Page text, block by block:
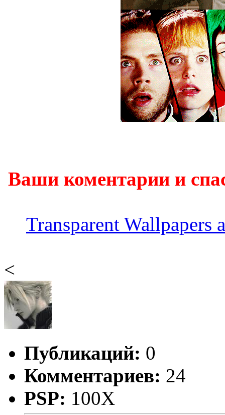
Ваши коментарии и
Transparent Wallpapers
<
Публикаций: 0
Комментариев: 24
PSP: 100X